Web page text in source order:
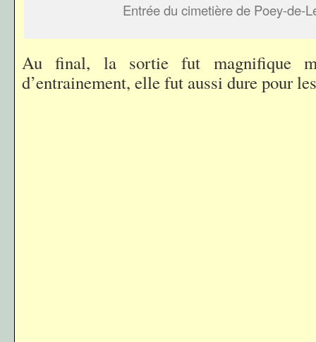
Entrée du cimetière de Poey-de-
Au final, la sortie fut magnifique
d’entrainement, elle fut aussi dure pour